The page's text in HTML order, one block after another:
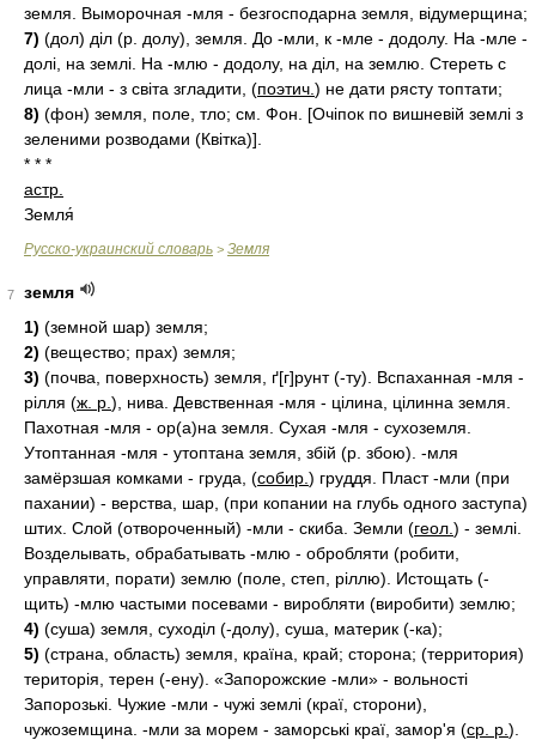
земля. Выморочная -мля - безгосподарна земля, відумерщина;
7) (дол) діл (р. долу), земля. До -мли, к -мле - додолу. На -мле -
долі, на землі. На -млю - додолу, на діл, на землю. Стереть с
лица -мли - з світа згладити, (поэтич. ) не дати рясту топтати;
8) (фон) земля, поле, тло; см. Фон. [Очіпок по вишневій землі з
зеленими розводами (Квітка)].
* * *
астр.
Земля́
Русско-украинский словарь > Земля
7
земля
1) (земной шар) земля;
2) (вещество; прах) земля;
3) (почва, поверхность) земля, ґ[г]рунт (-ту). Вспаханная -мля -
рілля (ж. р. ), нива. Девственная -мля - цілина, цілинна земля.
Пахотная -мля - ор(а)на земля. Сухая -мля - сухоземля.
Утоптанная -мля - утоптана земля, збій (р. збою). -мля
замёрзшая комками - груда, (собир. ) груддя. Пласт -мли (при
пахании) - верства, шар, (при копании на глубь одного заступа)
штих. Слой (отвороченный) -мли - скиба. Земли (геол. ) - землі.
Возделывать, обрабатывать -млю - обробляти (робити,
управляти, порати) землю (поле, степ, ріллю). Истощать (-
щить) -млю частыми посевами - виробляти (виробити) землю;
4) (суша) земля, суходіл (-долу), суша, материк (-ка);
5) (страна, область) земля, країна, край; сторона; (территория)
територія, терен (-ену). «Запорожские -мли» - вольності
Запорозькі. Чужие -мли - чужі землі (краї, сторони),
чужоземщина. -мли за морем - заморські краї, замор'я (ср. р. ).